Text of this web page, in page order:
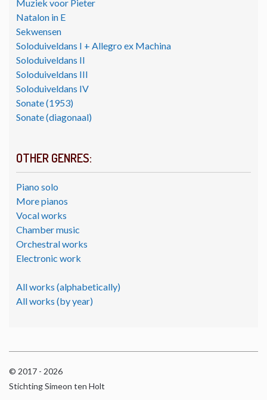
Muziek voor Pieter
Natalon in E
Sekwensen
Soloduiveldans I + Allegro ex Machina
Soloduiveldans II
Soloduiveldans III
Soloduiveldans IV
Sonate (1953)
Sonate (diagonaal)
OTHER GENRES:
Piano solo
More pianos
Vocal works
Chamber music
Orchestral works
Electronic work
All works (alphabetically)
All works (by year)
© 2017 - 2026
Stichting Simeon ten Holt